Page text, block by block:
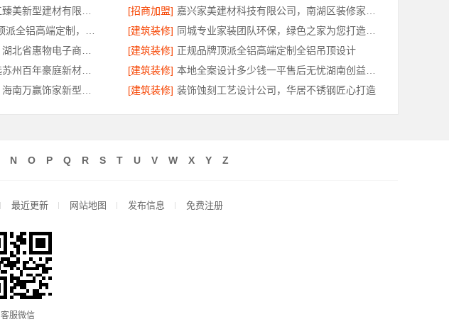
[招商加盟]
[建筑装修]
[建筑装修] 正规品牌顶派全铝高端定制全铝吊顶设计
[建筑装修]
[建筑装修] 装饰蚀刻工艺设计公司，华居不锈钢匠心打造
N O P Q R S T U V W X Y Z
最近更新 网站地图 发布信息 免费注册
客服微信